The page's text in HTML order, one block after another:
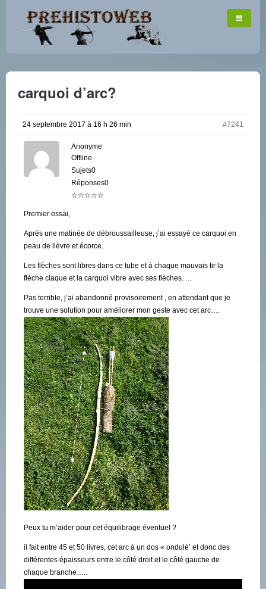
carquoi d’arc?
24 septembre 2017 à 16 h 26 min #7241
Anonyme
Offline
Sujets0
Réponses0
☆☆☆☆☆
Premier essai,
Après une matinée de débroussailleuse, j’ai essayé ce carquoi en
peau de lièvre et écorce.
Les flèches sont libres dans ce tube et à chaque mauvais tir la
flèche claque et la carquoi vibre avec ses flèches. …
Pas terrible, j’ai abandonné provisoirement , en attendant que je
trouve une solution pour améliorer mon geste avec cet arc….
Peux tu m’aider pour cet équilibrage éventuel ?
il fait entre 45 et 50 livres, cet arc à un dos « ondulé’ et donc des
différentes épaisseurs entre le côté droit et le côté gauche de
chaque branche…..